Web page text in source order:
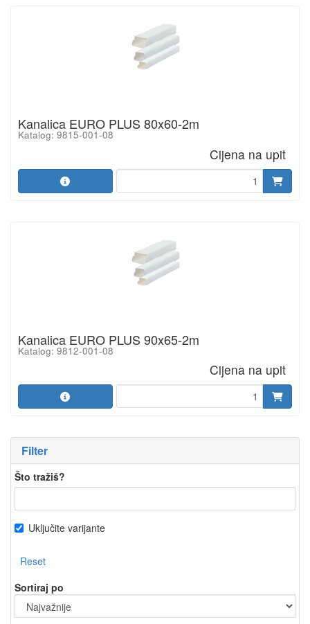
Filter
Što tražiš?
Uključite varijante
Reset
Sortiraj po
Kanalica EURO PLUS 80x60-2m
Katalog: 9815-001-08
Cijena na upit
Kanalica EURO PLUS 90x65-2m
Katalog: 9812-001-08
Cijena na upit